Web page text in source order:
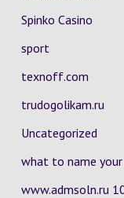
Spinko Casino
sport
texnoff.com
trudogolikam.ru
Uncategorized
what to name your
www.admsoln.ru